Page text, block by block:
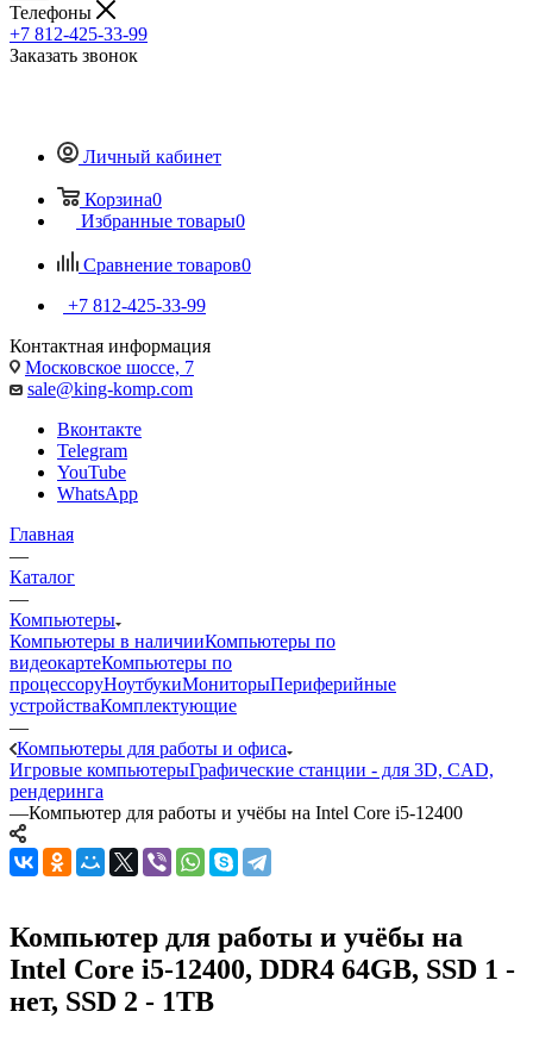
Телефоны
+7 812-425-33-99
Заказать звонок
Личный кабинет
Корзина0
Избранные товары0
Сравнение товаров0
+7 812-425-33-99
Контактная информация
Московское шоссе, 7
sale@king-komp.com
Вконтакте
Telegram
YouTube
WhatsApp
Главная
—
Каталог
—
Компьютеры
Компьютеры в наличииКомпьютеры по
видеокартеКомпьютеры по
процессоруНоутбукиМониторыПериферийные
устройстваКомплектующие
—
Компьютеры для работы и офиса
Игровые компьютерыГрафические станции - для 3D, CAD,
рендеринга
—Компьютер для работы и учёбы на Intel Core i5-12400
Компьютер для работы и учёбы на
Intel Core i5-12400, DDR4 64GB, SSD 1 -
нет, SSD 2 - 1TB